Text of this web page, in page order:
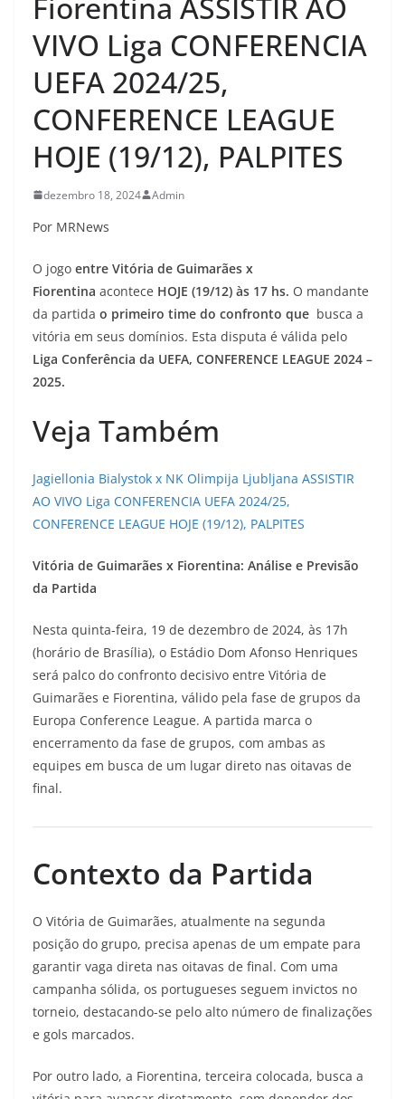
VIVO Liga CONFERENCIA
UEFA 2024/25,
CONFERENCE LEAGUE
HOJE (19/12), PALPITES
dezembro 18, 2024 Admin
Por MRNews
O jogo entre Vitória de Guimarães x
Fiorentina acontece HOJE (19/12) às 17 hs. O mandante
da partida o primeiro time do confronto que busca a
vitória em seus domínios. Esta disputa é válida pelo
Liga Conferência da UEFA, CONFERENCE LEAGUE 2024 –
2025.
Veja Também
Jagiellonia Bialystok x NK Olimpija Ljubljana ASSISTIR
AO VIVO Liga CONFERENCIA UEFA 2024/25,
CONFERENCE LEAGUE HOJE (19/12), PALPITES
Vitória de Guimarães x Fiorentina: Análise e Previsão
da Partida
Nesta quinta-feira, 19 de dezembro de 2024, às 17h
(horário de Brasília), o Estádio Dom Afonso Henriques
será palco do confronto decisivo entre Vitória de
Guimarães e Fiorentina, válido pela fase de grupos da
Europa Conference League. A partida marca o
encerramento da fase de grupos, com ambas as
equipes em busca de um lugar direto nas oitavas de
final.
Contexto da Partida
O Vitória de Guimarães, atualmente na segunda
posição do grupo, precisa apenas de um empate para
garantir vaga direta nas oitavas de final. Com uma
campanha sólida, os portugueses seguem invictos no
torneio, destacando-se pelo alto número de finalizações
e gols marcados.
Por outro lado, a Fiorentina, terceira colocada, busca a